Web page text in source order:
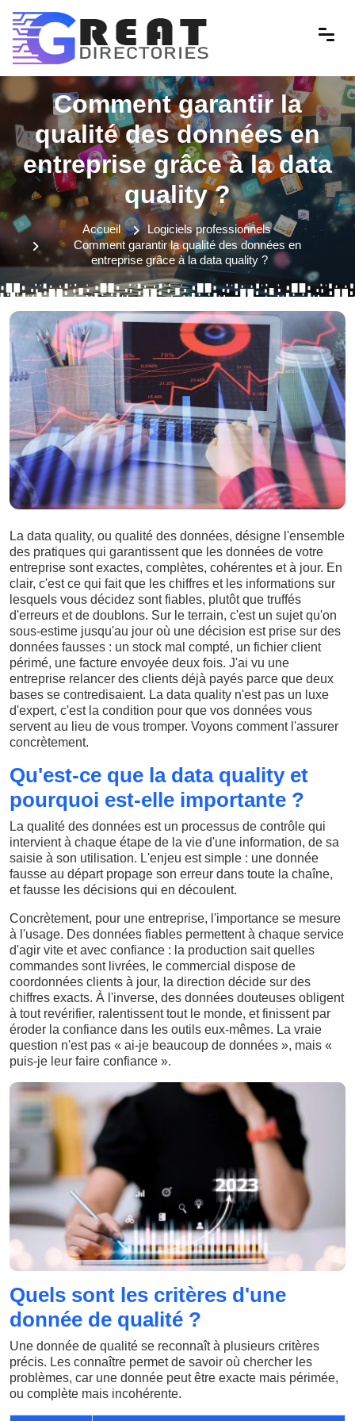
Comment garantir la
qualité des données en
entreprise grâce à la data
quality ?
Accueil
Logiciels professionnels
Comment garantir la qualité des données en
entreprise grâce à la data quality ?
La data quality, ou qualité des données, désigne l'ensemble
des pratiques qui garantissent que les données de votre
entreprise sont exactes, complètes, cohérentes et à jour. En
clair, c'est ce qui fait que les chiffres et les informations sur
lesquels vous décidez sont fiables, plutôt que truffés
d'erreurs et de doublons. Sur le terrain, c'est un sujet qu'on
sous-estime jusqu'au jour où une décision est prise sur des
données fausses : un stock mal compté, un fichier client
périmé, une facture envoyée deux fois. J'ai vu une
entreprise relancer des clients déjà payés parce que deux
bases se contredisaient. La data quality n'est pas un luxe
d'expert, c'est la condition pour que vos données vous
servent au lieu de vous tromper. Voyons comment l'assurer
concrètement.
Qu'est-ce que la data quality et
pourquoi est-elle importante ?
La qualité des données est un processus de contrôle qui
intervient à chaque étape de la vie d'une information, de sa
saisie à son utilisation. L'enjeu est simple : une donnée
fausse au départ propage son erreur dans toute la chaîne,
et fausse les décisions qui en découlent.
Concrètement, pour une entreprise, l'importance se mesure
à l'usage. Des données fiables permettent à chaque service
d'agir vite et avec confiance : la production sait quelles
commandes sont livrées, le commercial dispose de
coordonnées clients à jour, la direction décide sur des
chiffres exacts. À l'inverse, des données douteuses obligent
à tout revérifier, ralentissent tout le monde, et finissent par
éroder la confiance dans les outils eux-mêmes. La vraie
question n'est pas « ai-je beaucoup de données », mais «
puis-je leur faire confiance ».
Quels sont les critères d'une
donnée de qualité ?
Une donnée de qualité se reconnaît à plusieurs critères
précis. Les connaître permet de savoir où chercher les
problèmes, car une donnée peut être exacte mais périmée,
ou complète mais incohérente.